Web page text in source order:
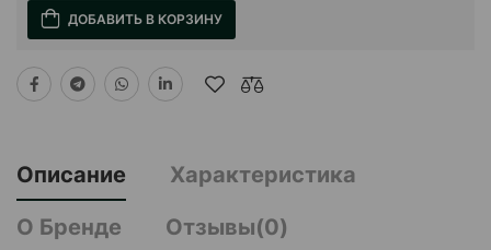
ДОБАВИТЬ В КОРЗИНУ
Описание
Характеристика
О Бренде
Отзывы(0)